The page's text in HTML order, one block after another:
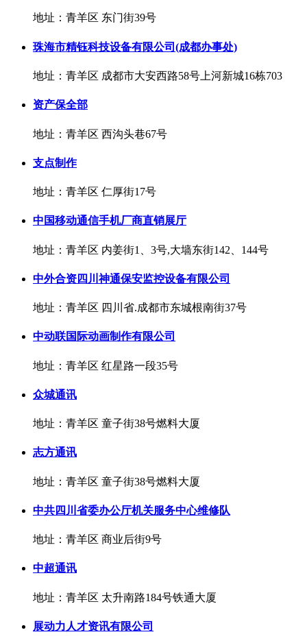
地址：青羊区 东门街39号
珠海市精钰科技设备有限公司(成都办事处)
地址：青羊区 成都市大安西路58号上河新城16栋703
资产保全部
地址：青羊区 西沟头巷67号
支点制作
地址：青羊区 仁厚街17号
中国移动通信手机厂商直销展厅
地址：青羊区 内姜街1、3号,大墙东街142、144号
中外合资四川神通保安监控设备有限公司
地址：青羊区 四川省.成都市东城根南街37号
中动联国际动画制作有限公司
地址：青羊区 红星路一段35号
众城通讯
地址：青羊区 童子街38号燃料大厦
志方通讯
地址：青羊区 童子街38号燃料大厦
中共四川省委办公厅机关服务中心维修队
地址：青羊区 商业后街9号
中超通讯
地址：青羊区 太升南路184号铁通大厦
展动力人才资讯有限公司